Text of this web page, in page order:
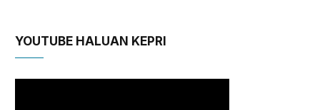
YOUTUBE HALUAN KEPRI